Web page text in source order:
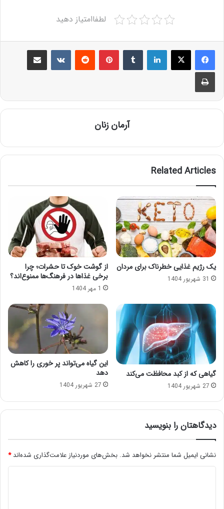
لطفاامتیاز دهید
LinkedIn
Tumblr
Pinterest
Reddit
VKontakte
Share via Email
Print
آرمان زنان
Related Articles
یک رژیم غذایی خطرناک برای مردان
31 شهریور 1404
از گوشت خوک تا حشرات؛ چرا
برخی غذاها در فرهنگ‌ها ممنوع‌اند؟
1 مهر 1404
گیاهی که از کبد محافظت می‌کند
27 شهریور 1404
این گیاه می‌تواند پر خوری را کاهش
دهد
27 شهریور 1404
دیدگاهتان را بنویسید
نشانی ایمیل شما منتشر نخواهد شد. بخش‌های موردنیاز علامت‌گذاری شده‌اند*